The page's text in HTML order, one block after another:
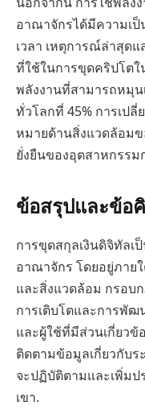
อาณาจักรได้มีความเ
เวลา เหตุการณ์ล่าสุด
ที่ใช้ในการขุดคริปโต
พลังงานที่สามารถหมุน
ทั่วโลกที่ 45% การเป
หมายด้านสิ่งแวดล้อม
ยั่งยืนของอุตสาหกรร
ข้อสรุปและข้อ
การขุดสกุลเงินดิจิทัล
อาณาจักร โดยอยู่ภาย
และสิ่งแวดล้อม กรอ
การเติบโตและการพั
และผู้ใช้ที่มีส่วนเกี่ยวข้
ติดตามข้อมูลเกี่ยวกับร
จะปฏิบัติตามและเพิ่ม
เขา.